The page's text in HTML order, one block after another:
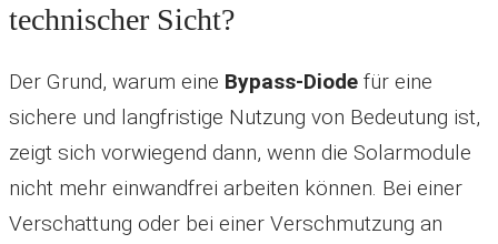
technischer Sicht?
Der Grund, warum eine Bypass-Diode für eine
sichere und langfristige Nutzung von Bedeutung ist,
zeigt sich vorwiegend dann, wenn die Solarmodule
nicht mehr einwandfrei arbeiten können. Bei einer
Verschattung oder bei einer Verschmutzung an